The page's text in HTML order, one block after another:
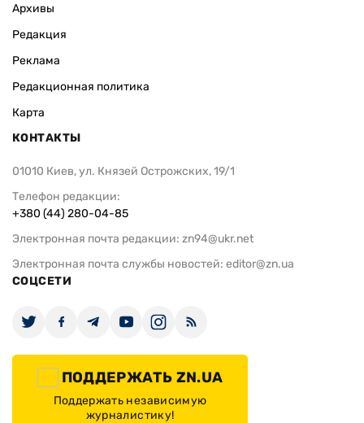
Архивы
Редакция
Реклама
Редакционная политика
Карта
КОНТАКТЫ
01010 Киев, ул. Князей Острожских, 19/1
Телефон редакции:
+380 (44) 280-04-85
Электронная почта редакции: zn94@ukr.net
Электронная почта службы новостей: editor@zn.ua
СОЦСЕТИ
ПОДДЕРЖАТЬ ZN.UA
Поддержать независимую
журналистику!